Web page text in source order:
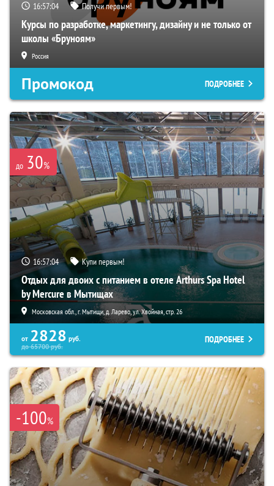
16:57:03 Получи первым!
Курсы по разработке, маркетингу, дизайну и не только от
школы «Бруноям»
Россия
Промокод ПОДРОБНЕЕ
до 30%
16:57:03 Купи первым!
Отдых для двоих с питанием в отеле Arthurs Spa Hotel
by Mercure в Мытищах
Московская обл., г. Мытищи, д. Ларево, ул. Хвойная, стр. 26
от 2828 руб.
до65700руб.
ПОДРОБНЕЕ
-100%